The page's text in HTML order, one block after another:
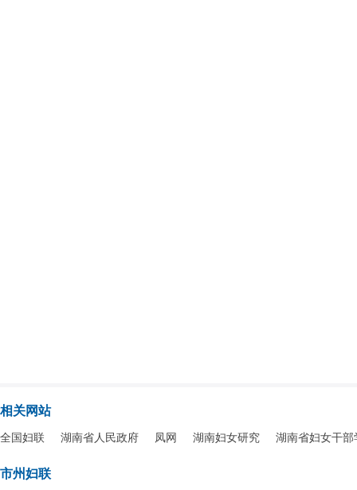
相关网站
全国妇联 湖南省人民政府 凤网 湖南妇女研究 湖南省妇女干部
市州妇联